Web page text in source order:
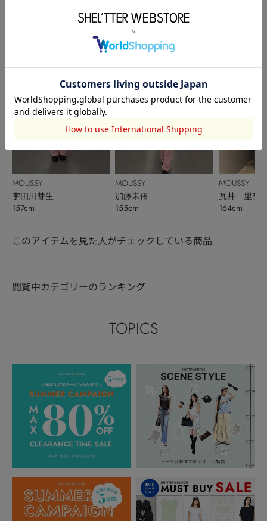
MOUSSY
宇田川芽生
157cm
光澤伊織
160cm
MOUSSY
加藤未侑
155cm
MOUSSY
瓦井 里奈
164cm
このアイテムを見た人がチェックしている商品
閲覧中カテゴリーのランキング
TOPICS